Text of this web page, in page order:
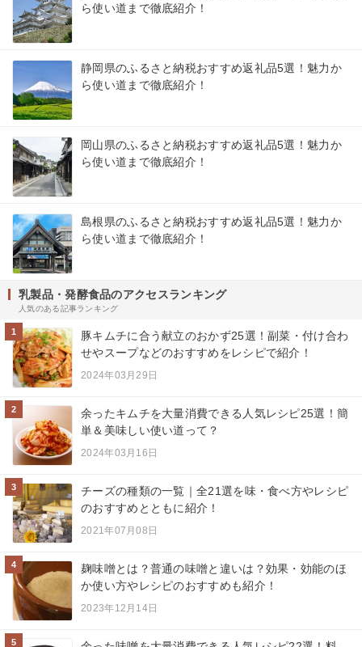
ら使い道まで徹底紹介！
静岡県のふるさと納税おすすめ返礼品5選！魅力か
ら使い道まで徹底紹介！
岡山県のふるさと納税おすすめ返礼品5選！魅力か
ら使い道まで徹底紹介！
島根県のふるさと納税おすすめ返礼品5選！魅力か
ら使い道まで徹底紹介！
乳製品・発酵食品のアクセスランキング
人気のある記事ランキング
1
豚キムチに合う献立のおかず25選！副菜・付け合わ
せやスープなどのおすすめをレシピで紹介！
2024年03月29日
2
余ったキムチを大量消費できる人気レシピ25選！簡
単＆美味しい使い道って？
2024年03月16日
3
チーズの種類の一覧｜全21選を味・食べ方やレシピ
のおすすめとともに紹介！
2021年07月08日
4
麹味噌とは？普通の味噌と違いは？効果・効能のほ
か使い方やレシピのおすすめも紹介！
2023年12月14日
5